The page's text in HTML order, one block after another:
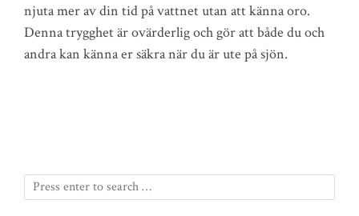
njuta mer av din tid på vattnet utan att känna oro.
Denna trygghet är ovärderlig och gör att både du och
andra kan känna er säkra när du är ute på sjön.